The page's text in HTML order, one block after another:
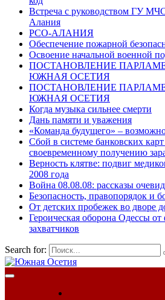
Встреча с руководством ГУ
Алания
РСО-АЛАНИЯ
Обеспечение пожарной
Освоение начальной военной
ПОСТАНОВЛЕНИЕ
ЮЖНАЯ ОСЕТИЯ
ПОСТАНОВЛЕНИЕ
ЮЖНАЯ ОСЕТИЯ
Когда музыка сильнее смерти
Дань памяти и уважения
«Команда будущего» –
Сбой в системе банковских
своевременному получению
Верность клятве: подвиг
2008 года
Война 08.08.08: рассказы
Безопасность, правопорядок и
От детских пробежек во дворе
Героическая оборона Одессы
захватчиков
Search for: